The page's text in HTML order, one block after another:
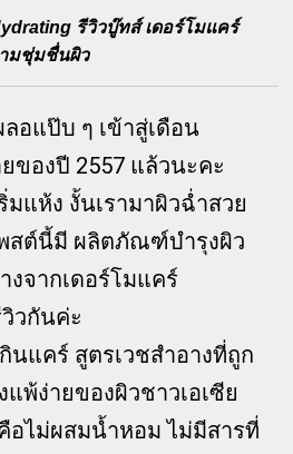
รีวิวบู๊ทส์ เดอร์โมแคร์
ามชุ่มชื่นผิว
อแป๊บ ๆ เข้าสู่เดือน
ของปี 2557 แล้วนะคะ
มแห้ง งั้นเรามาผิวฉ่ำสวย
สต์นี้มี ผลิตภัณฑ์บำรุงผิว
จากเดอร์โมแคร์
วิวกันค่ะ
นแคร์ สูตรเวชสำอางที่ถูก
พ้ง่ายของผิวชาวเอเซีย
อไม่ผสมน้ำหอม ไม่มีสารที่